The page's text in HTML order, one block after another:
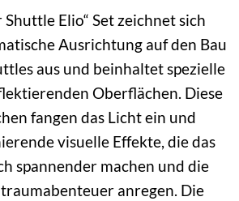
Shuttle Elio“ Set zeichnet sich
Ausrichtung auf den Bau
aus und beinhaltet spezielle
Oberflächen. Diese
fangen das Licht ein und
visuelle Effekte, die das
spannender machen und die
anregen. Die